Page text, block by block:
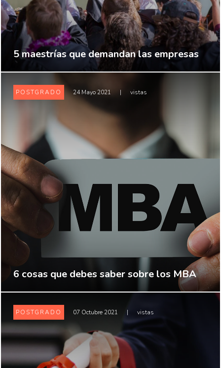
5 maestrías que demandan las empresas
POSTGRADO 24 Mayo 2021 | vistas
6 cosas que debes saber sobre los MBA
POSTGRADO 07 Octubre 2021 | vistas